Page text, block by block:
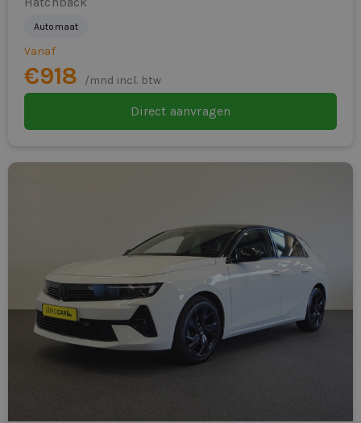
Automaat
Vanaf
€918 /mnd incl. btw
Direct aanvragen